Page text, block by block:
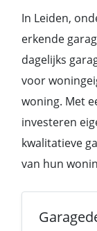
In Leiden,
erkende
dagelijks
voor
woning. Met
investeren
kwalitatieve
van hun